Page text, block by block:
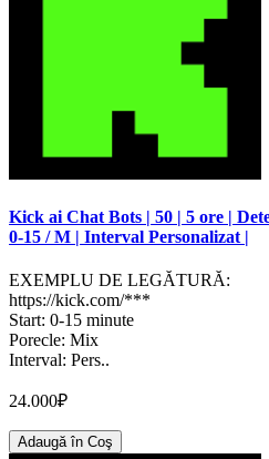
Kick ai Chat Bots | 50 | 5 ore |
0-15 / M | Interval Personalizat |
EXEMPLU DE LEGĂTURĂ:
https://kick.com/***
Start: 0-15 minute
Porecle: Mix
Interval: Pers..
24.000₽
Adaugă în Coş